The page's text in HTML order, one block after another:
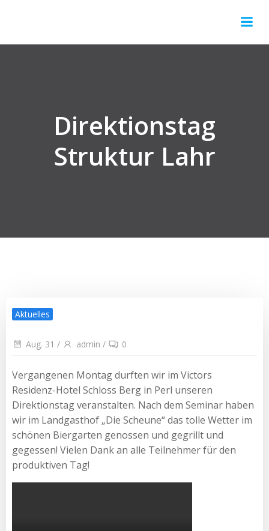
Direktionstag
Struktur Lahr
Aktuelles
Aug. 31 / admin / 0
Vergangenen Montag durften wir im Victors
Residenz-Hotel Schloss Berg in Perl unseren
Direktionstag veranstalten. Nach dem Seminar haben
wir im Landgasthof „Die Scheune“ das tolle Wetter im
schönen Biergarten genossen und gegrillt und
gegessen! Vielen Dank an alle Teilnehmer für den
produktiven Tag!